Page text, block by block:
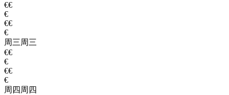
€€
€
€€
€
周三周三
€€
€
€€
€
周四 周四